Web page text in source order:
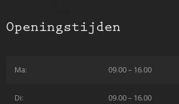
Openingstijden
Ma: 09.00 – 16.00
Di: 09.00 – 16.00